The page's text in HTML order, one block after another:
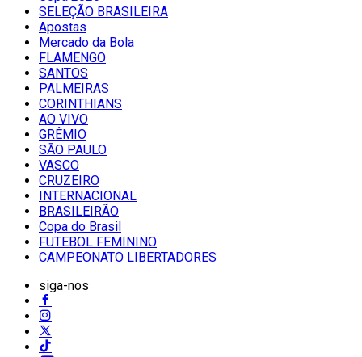
SELEÇÃO BRASILEIRA
Apostas
Mercado da Bola
FLAMENGO
SANTOS
PALMEIRAS
CORINTHIANS
AO VIVO
GRÊMIO
SĀO PAULO
VASCO
CRUZEIRO
INTERNACIONAL
BRASILEIRÃO
Copa do Brasil
FUTEBOL FEMININO
CAMPEONATO LIBERTADORES
siga-nos